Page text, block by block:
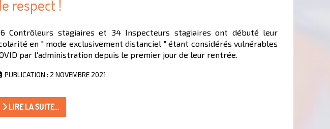
respect !
Contrôleurs stagiaires et 34 Inspecteurs stagiaires ont débuté leur
en " mode exclusivement distanciel " étant considérés vulnérables
par l'administration depuis le premier jour de leur rentrée.
PUBLICATION : 2 NOVEMBRE 2021
LIRE LA SUITE...